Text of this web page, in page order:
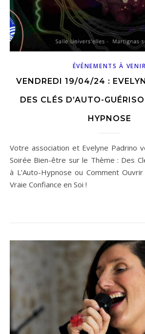
ÉVÉNEMENTS À VENIR
VENDREDI 19/04/24 :
DES CLÉS D’AUTO-
HYPNOSE
Votre association et Evelyne Padrino vous convient à une
Soirée Bien-être sur le Thème : Des
à L’Auto-Hypnose ou Comment
Vraie Confiance en Soi !